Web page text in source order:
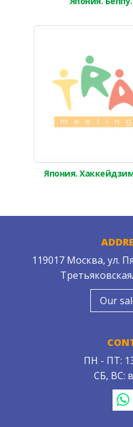
Япония.
119017 Москва, ул.
Our
ПН - ПТ:
СБ, ВС: